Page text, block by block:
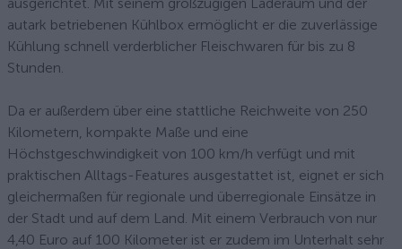
autark betriebenen Kühlbox ermöglicht er die zuverlässige
Kühlung schnell verderblicher Fleischwaren für bis zu 8
Stunden.
Da er außerdem über eine stattliche Reichweite von 250
Kilometern, kompakte Maße und eine
Höchstgeschwindigkeit von 100 km/h verfügt und mit
praktischen Alltags-Features ausgestattet ist, eignet er sich
gleichermaßen für regionale und überregionale Einsätze in
der Stadt und auf dem Land. Mit einem Verbrauch von nur
4,40 Euro auf 100 Kilometer ist er zudem im Unterhalt sehr